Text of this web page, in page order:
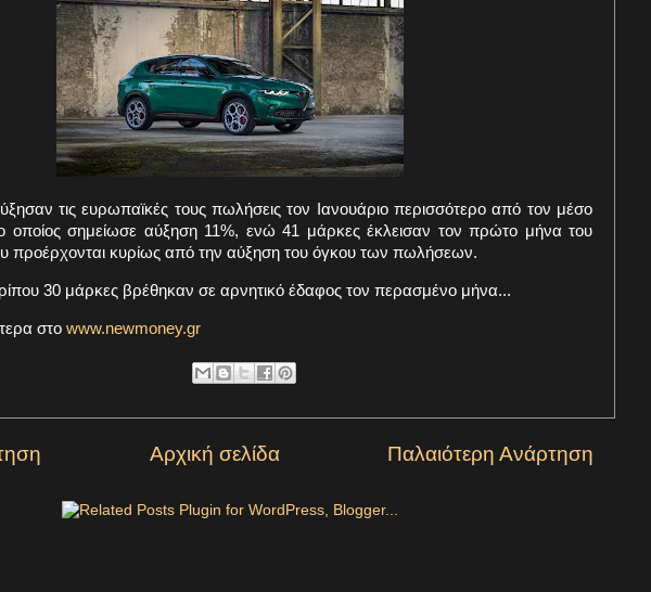
τις ευρωπαϊκές τους πωλήσεις τον Ιανουάριο περισσότερο από τον μέσο
οποίος σημείωσε αύξηση 11%, ενώ 41 μάρκες έκλεισαν τον πρώτο μήνα του
προέρχονται κυρίως από την αύξηση του όγκου των πωλήσεων.
30 μάρκες βρέθηκαν σε αρνητικό έδαφος τον περασμένο μήνα...
στο www.newmoney.gr
Παλαιότερη Ανάρτηση
Αρχική σελίδα